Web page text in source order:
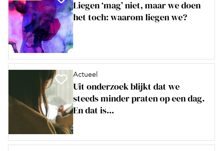
Liegen ‘mag’ niet, maar we doen
het toch: waarom liegen we?
Actueel
Uit onderzoek blijkt dat we
steeds minder praten op een dag.
En dat is...